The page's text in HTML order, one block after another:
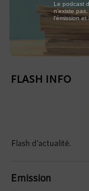
FLASH INFO
Flash d'actualité.
Emission
Le podcast
n'existe
l'émission et